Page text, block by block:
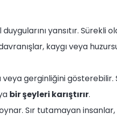
yansıtır. Sürekli
kaygı veya
veya gerginliğini gösterebilir.
bir şeyleri karıştırır.
Sır tutamayan